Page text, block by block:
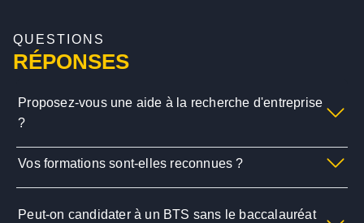
QUESTIONS
RÉPONSES
Proposez-vous une aide à la recherche d'entreprise
?
Vos formations sont-elles reconnues ?
Peut-on candidater à un BTS sans le baccalauréat